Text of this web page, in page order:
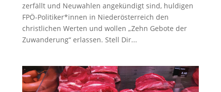
zerfällt und Neuwahlen angekündigt sind, huldigen
FPÖ-Politiker*innen in Niederösterreich den
christlichen Werten und wollen „Zehn Gebote der
Zuwanderung“ erlassen. Stell Dir...